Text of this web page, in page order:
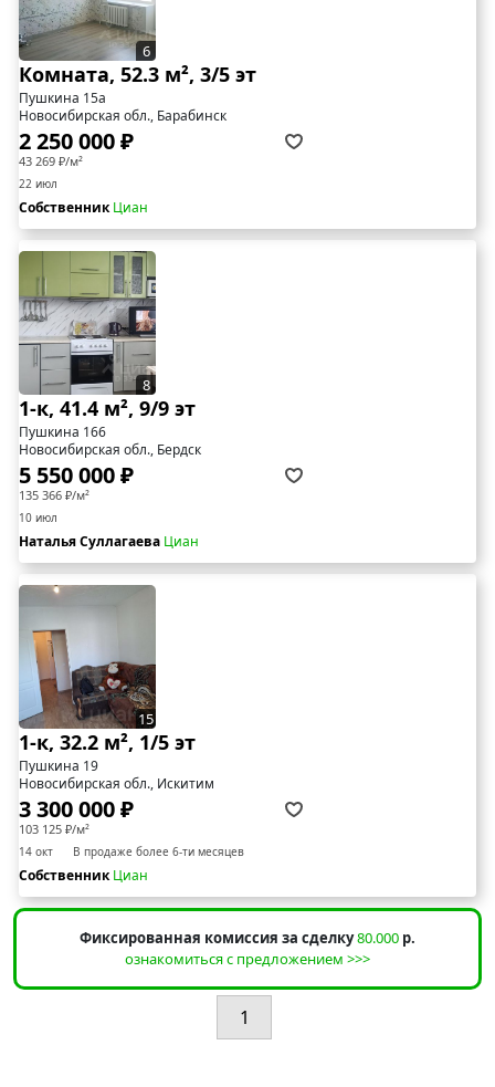
6
Комната, 52.3 м², 3/5 эт
Пушкина 15а
Новосибирская обл., Барабинск
2 250 000 ₽
43 269 ₽/м²
22 июл
СобственникЦиан
8
1-к, 41.4 м², 9/9 эт
Пушкина 166
Новосибирская обл., Бердск
5 550 000 ₽
135 366 ₽/м²
10 июл
Наталья Суллагаева Циан
15
1-к, 32.2 м², 1/5 эт
Пушкина 19
Новосибирская обл., Искитим
3 300 000 ₽
103 125 ₽/м²
14 окт В продаже более 6-ти месяцев
СобственникЦиан
Фиксированная комиссия за сделку80.000 р.
ознакомиться с предложением >>>
1